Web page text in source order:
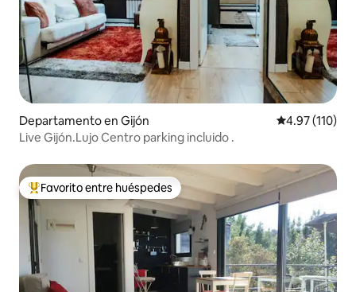
Departamento en Gijón Calificación
4.97 (110)
Live Gijón.Lujo Centro parking incluido .
De los mejores en Favorito entre huéspedes
Favorito entre huéspedes